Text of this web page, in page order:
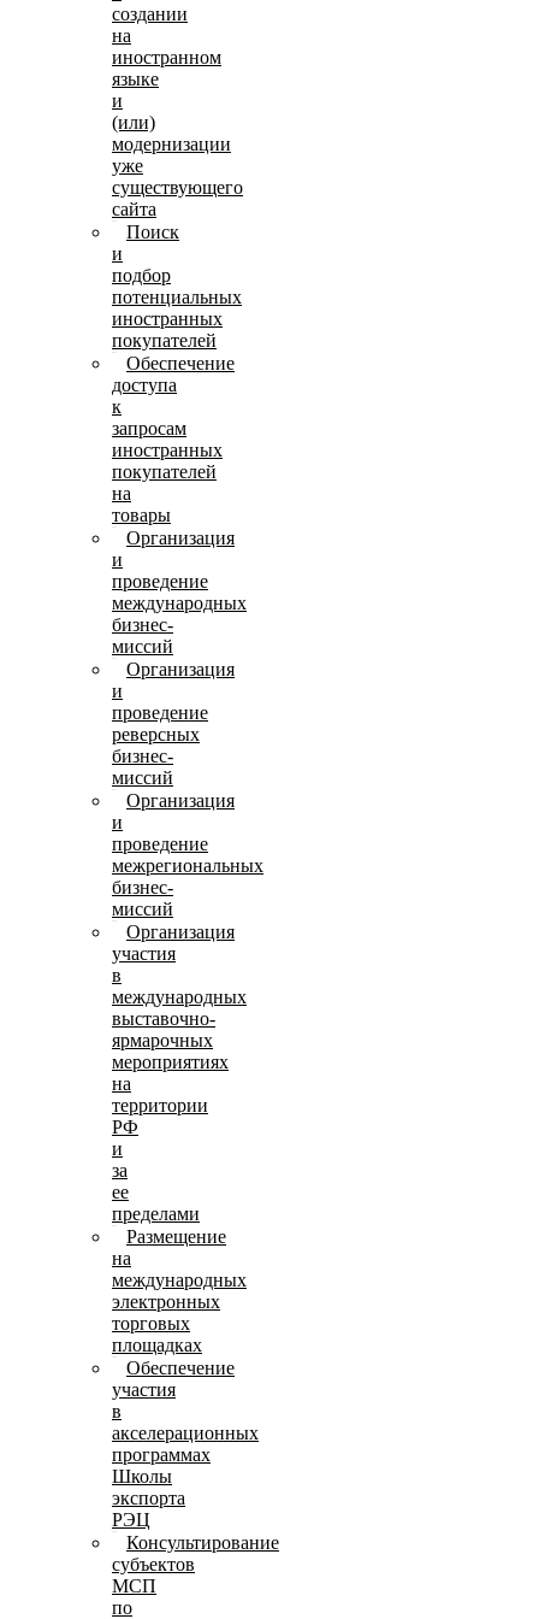
создании
на
иностранном
языке
и
(или)
модернизации
уже
существующего
сайта
Поиск
и
подбор
потенциальных
иностранных
покупателей
Обеспечение
доступа
к
запросам
иностранных
покупателей
на
товары
Организация
и
проведение
международных
бизнес-
миссий
Организация
и
проведение
реверсных
бизнес-
миссий
Организация
и
проведение
межрегиональных
бизнес-
миссий
Организация
участия
в
международных
выставочно-
ярмарочных
мероприятиях
на
территории
РФ
и
за
ее
пределами
Размещение
на
международных
электронных
торговых
площадках
Обеспечение
участия
в
акселерационных
программах
Школы
экспорта
РЭЦ
Консультирование
субъектов
МСП
по